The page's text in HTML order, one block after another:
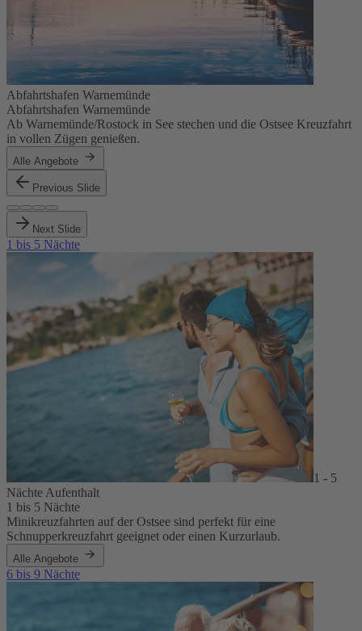
Abfahrtshafen Warnemünde
Abfahrtshafen Warnemünde
Ab Warnemünde/Rostock in See stechen und die Ostsee Kreuzfahrt
in vollen Zügen genießen.
Alle Angebote
Previous Slide
Next Slide
1 bis 5 Nächte
1 - 5
Nächte Aufenthalt
1 bis 5 Nächte
Minikreuzfahrten auf der Ostsee sind perfekt für eine
Schnupperkreuzfahrt geeignet oder einen Kurzurlaub.
Alle Angebote
6 bis 9 Nächte